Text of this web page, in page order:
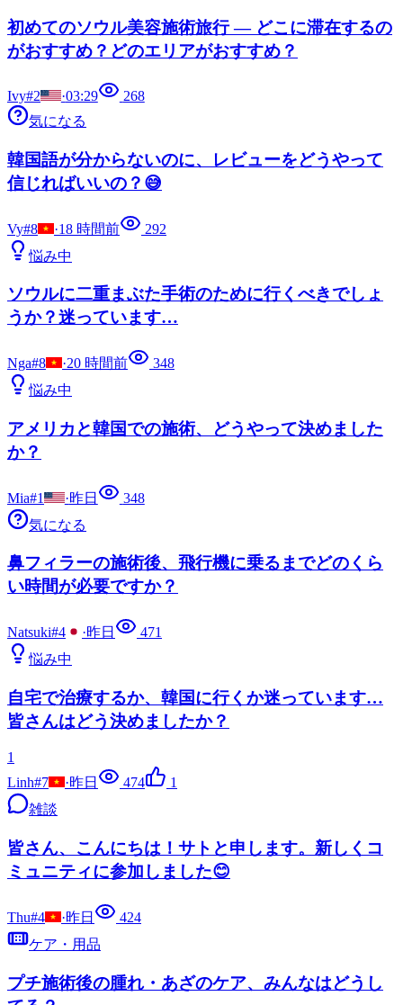
初めてのソウル美容施術旅行 — どこに滞在するの
がおすすめ？どのエリアがおすすめ？
Ivy#2 ·03:29
268
気になる
韓国語が分からないのに、レビューをどうやって
信じればいいの？😅
Vy#8 ·18 時間前
292
悩み中
ソウルに二重まぶた手術のために行くべきでしょ
うか？迷っています…
Nga#8 ·20 時間前
348
悩み中
アメリカと韓国での施術、どうやって決めました
か？
Mia#1 ·昨日
348
気になる
鼻フィラーの施術後、飛行機に乗るまでどのくら
い時間が必要ですか？
Natsuki#4 ·昨日
471
悩み中
自宅で治療するか、韓国に行くか迷っています…
皆さんはどう決めましたか？
1
Linh#7
·昨日 474
1
雑談
皆さん、こんにちは！サトと申します。新しくコ
ミュニティに参加しました😊
Thu#4 ·昨日
424
ケア・用品
プチ施術後の腫れ・あざのケア、みんなはどうし